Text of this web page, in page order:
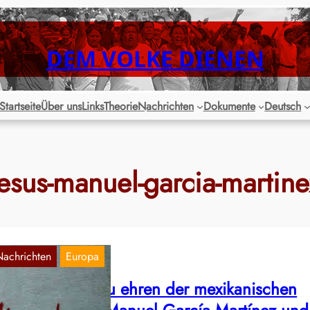
DEM VOLKE DIENEN
StartseiteÜber unsLinksTheorieNachrichten Dokumente Deutsch
manuel-garcia-
Europa
Malung zu ehren der mexikanischen